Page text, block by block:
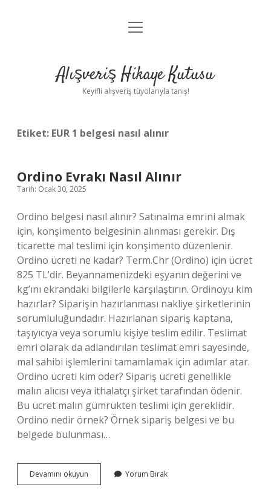
Anasayfa
Yasal Uyarı
menüyü
Alışveriş Hikaye Kutusu
Keyifli alışveriş tüyolarıyla tanış!
Etiket: EUR 1 belgesi nasıl alınır
Ordino Evrakı Nasıl Alınır
Tarih: Ocak 30, 2025
Ordino belgesi nasıl alınır? Satınalma emrini almak
için, konşimento belgesinin alınması gerekir. Dış
ticarette mal teslimi için konşimento düzenlenir.
Ordino ücreti ne kadar? Term.Chr (Ordino) için ücret
825 TL’dir. Beyannamenizdeki eşyanın değerini ve
kg’ını ekrandaki bilgilerle karşılaştırın. Ordinoyu kim
hazırlar? Siparişin hazırlanması nakliye şirketlerinin
sorumluluğundadır. Hazırlanan sipariş kaptana,
taşıyıcıya veya sorumlu kişiye teslim edilir. Teslimat
emri olarak da adlandırılan teslimat emri sayesinde,
mal sahibi işlemlerini tamamlamak için adımlar atar.
Ordino ücreti kim öder? Sipariş ücreti genellikle
malın alıcısı veya ithalatçı şirket tarafından ödenir.
Bu ücret malın gümrükten teslimi için gereklidir.
Ordino nedir örnek? Örnek sipariş belgesi ve bu
belgede bulunması…
Devamını okuyun
Evrakı
Yorum Bırak